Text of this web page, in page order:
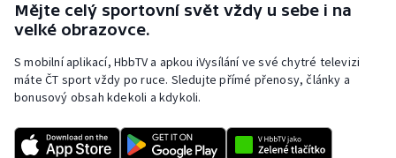
Mějte celý sportovní svět vždy u sebe i na
velké obrazovce.
S mobilní aplikací, HbbTV a apkou iVysílání ve své chytré televizi
máte ČT sport vždy po ruce. Sledujte přímé přenosy, články a
bonusový obsah kdekoli a kdykoli.